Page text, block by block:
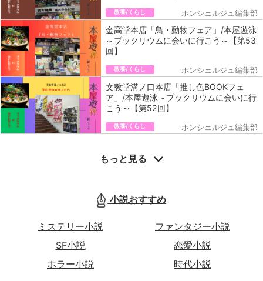
教養/くらし ホンシェルジュ編集部
金高堂本店「鳥・動物フェア」/本屋遊泳
～ブックリウムに会いに行こう～【第53
回】
教養/くらし ホンシェルジュ編集部
文教堂溝ノ口本店「推し色BOOKフェ
ア」/本屋遊泳～ブックリウムに会いに行
こう～【第52回】
教養/くらし ホンシェルジュ編集部
もっと見る
小説おすすめ
ミステリー小説
ファンタジー小説
SF小説
恋愛小説
ホラー小説
時代小説